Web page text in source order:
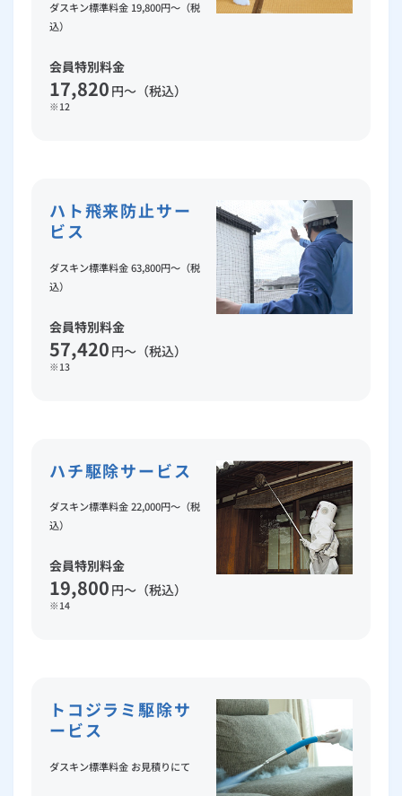
ダスキン標準料金 19,800円～（税
込）
会員特別料金
17,820 円～（税込）
※12
ハト飛来防止サー
ビス
ダスキン標準料金 63,800円～（税
込）
会員特別料金
57,420 円～（税込）
※13
ハチ駆除サービス
ダスキン標準料金 22,000円～（税
込）
会員特別料金
19,800 円～（税込）
※14
トコジラミ駆除サ
ービス
ダスキン標準料金 お見積りにて